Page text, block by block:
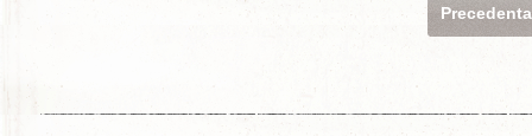
Precedenta